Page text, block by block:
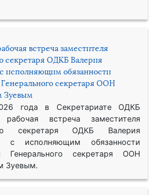
встреча заместителя
секретаря ОДКБ Валерия
исполняющим обязанности
Генерального секретаря ООН
Зуевым
года в Секретариате ОДКБ
рабочая встреча заместителя
секретаря ОДКБ Валерия
с исполняющим обязанности
Генерального секретаря ООН
Зуевым.